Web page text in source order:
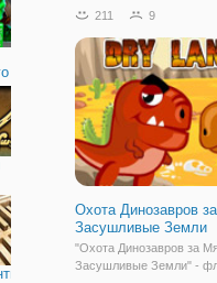
сладкоголосые птички, а
шуршать листвой в
нибудь вкусненького. Но
211 9
Охота Динозавров
Засушливые Земли
"Охота Динозавров за
Засушливые Земли" -